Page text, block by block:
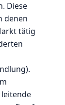
Diese
denen
tätig